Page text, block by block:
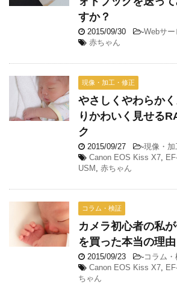
すか？
2015/09/30 -Webサー
赤ちゃん
現像・加工・修正
やさしくやわらか
りかわいく見せる
ク
2015/09/27 -現像・加
Canon EOS Kiss X7,
USM , 赤ちゃん
コラム・検証
カメラ初心者の私
を買った本当の理由
2015/09/23 -コラム
Canon EOS Kiss X7,
ちゃん